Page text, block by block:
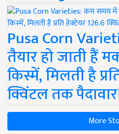
Pusa Corn
तैयार हो जाती हैं
किस्में, मिलती है
क्विंटल तक
More